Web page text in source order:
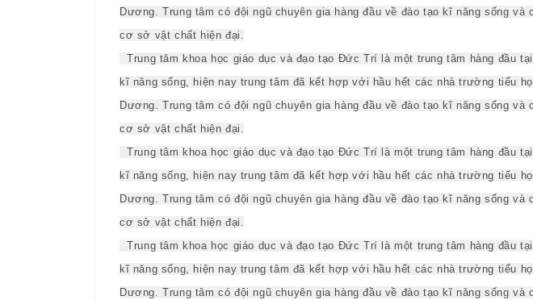
Dương. Trung tâm có đội ngũ chuyên gia hàng đầu về đào tạo kĩ năng sống và
cơ sở vật chất hiện đại.
Trung tâm khoa học giáo dục và đạo tạo Đức Trí là một trung tâm hàng đầu
kĩ năng sống, hiện nay trung tâm đã kết hợp với hầu hết các nhà trường tiểu
Dương. Trung tâm có đội ngũ chuyên gia hàng đầu về đào tạo kĩ năng sống và
cơ sở vật chất hiện đại.
Trung tâm khoa học giáo dục và đạo tạo Đức Trí là một trung tâm hàng đầu
kĩ năng sống, hiện nay trung tâm đã kết hợp với hầu hết các nhà trường tiểu
Dương. Trung tâm có đội ngũ chuyên gia hàng đầu về đào tạo kĩ năng sống và
cơ sở vật chất hiện đại.
Trung tâm khoa học giáo dục và đạo tạo Đức Trí là một trung tâm hàng đầu
kĩ năng sống, hiện nay trung tâm đã kết hợp với hầu hết các nhà trường tiểu
Dương. Trung tâm có đội ngũ chuyên gia hàng đầu về đào tạo kĩ năng sống và